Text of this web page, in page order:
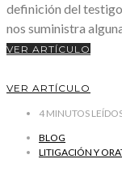
definición del
nos suministra
VER ARTÍCULO
VER ARTÍCULO
4 MINUTOS
BLOG
LITIGACIÓN Y